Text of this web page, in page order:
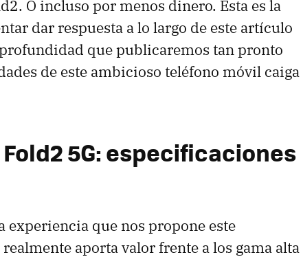
O incluso por menos dinero. Esta es la
dar respuesta a lo largo de este artículo
que publicaremos tan pronto
de este ambicioso teléfono móvil caiga
5G: especificaciones
experiencia que nos propone este
aporta valor frente a los gama alta